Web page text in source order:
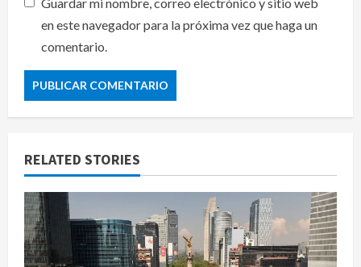
en este navegador para la próxima vez que haga un
comentario.
RELATED STORIES